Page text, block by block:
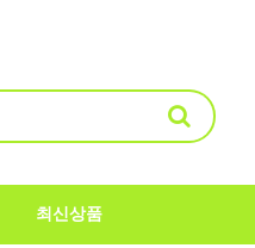
최신상품